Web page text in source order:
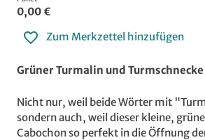
0,00 €
Zum Merkzettel hinzufügen
Grüner Turmalin und Turmschnecke
Nicht nur, weil beide Wörter mit
sondern auch, weil dieser kleine,
Cabochon so perfekt in die Öffnung